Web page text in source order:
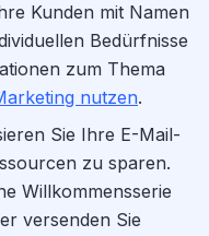
Kunden mit Namen
Bedürfnisse
zum Thema
nutzen.
Sie Ihre E-Mail-
zu sparen.
Willkommensserie
versenden Sie